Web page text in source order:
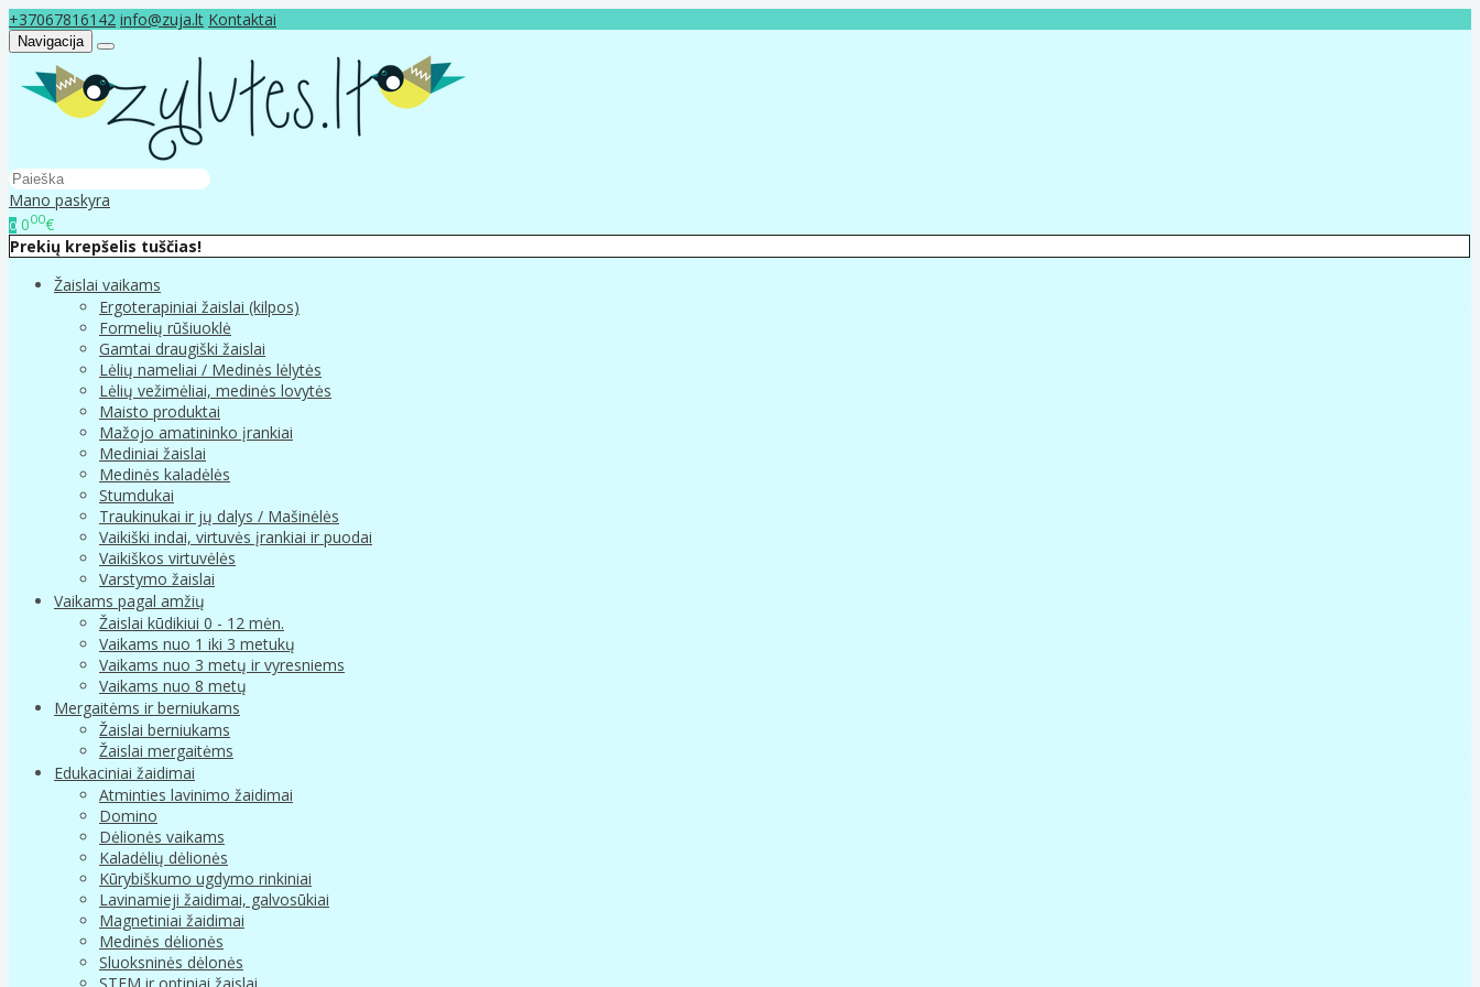
+37067816142 info@zuja.lt Kontaktai
Navigacija
Mano paskyra
0 000€
Prekių krepšelis tuščias!
Žaislai vaikams
Ergoterapiniai žaislai (kilpos)
Formelių rūšiuoklė
Gamtai draugiški žaislai
Lėlių nameliai / Medinės lėlytės
Lėlių vežimėliai, medinės lovytės
Maisto produktai
Mažojo amatininko įrankiai
Mediniai žaislai
Medinės kaladėlės
Stumdukai
Traukinukai ir jų dalys / Mašinėlės
Vaikiški indai, virtuvės įrankiai ir puodai
Vaikiškos virtuvėlės
Varstymo žaislai
Vaikams pagal amžių
Žaislai kūdikiui 0 - 12 mėn.
Vaikams nuo 1 iki 3 metukų
Vaikams nuo 3 metų ir vyresniems
Vaikams nuo 8 metų
Mergaitėms ir berniukams
Žaislai berniukams
Žaislai mergaitėms
Edukaciniai žaidimai
Atminties lavinimo žaidimai
Domino
Dėlionės vaikams
Kaladėlių dėlionės
Kūrybiškumo ugdymo rinkiniai
Lavinamieji žaidimai, galvosūkiai
Magnetiniai žaidimai
Medinės dėlionės
Sluoksninės dėlonės
STEM ir optiniai žaislai